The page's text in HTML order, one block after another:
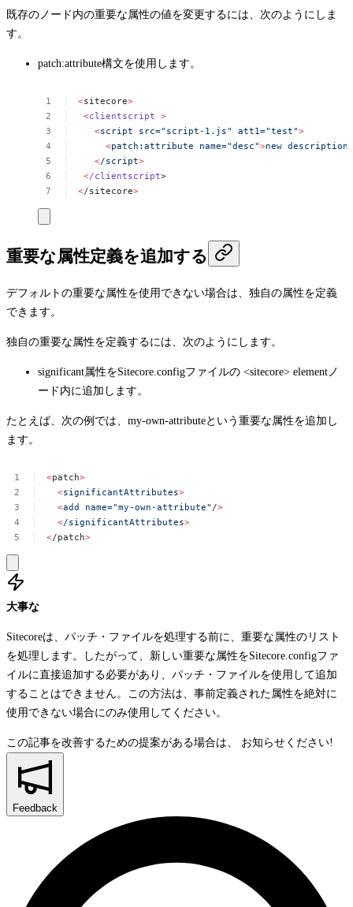
既存のノード内の重要な属性の値を変更するには、次のようにしま
す。
patch:attribute構文を使用します。
<sitecore>
<clientscript >
<script src="script-1.js" att1="test">
<patch:attribute name="desc">new description
</script>
</clientscript>
</sitecore>
重要な属性定義を追加する
デフォルトの重要な属性を使用できない場合は、独自の属性を定義
できます。
独自の重要な属性を定義するには、次のようにします。
significant属性をSitecore.configファイルの <sitecore> elementノ
ード内に追加します。
たとえば、次の例では、 my-own-attributeという重要な属性を追加し
ます。
<patch>
<significantAttributes>
<add name="my-own-attribute" />
</significantAttributes>
</patch>
大事な
Sitecoreは、パッチ・ファイルを処理する前に、重要な属性のリスト
を処理します。したがって、新しい重要な属性をSitecore.configファ
イルに直接追加する必要があり、パッチ・ファイルを使用して追加
することはできません。この方法は、事前定義された属性を絶対に
使用できない場合にのみ使用してください。
この記事を改善するための提案がある場合は、 お知らせください!
Feedback